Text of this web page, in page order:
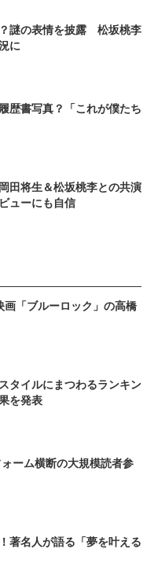
謎の表情を披露 松坂桃李
に
歴書写真？「これが僕たち
田将生＆松坂桃李との共演
ューにも自信
「ブルーロック」の高橋
タイルにまつわるランキン
を発表
ーム横断の大規模読者参
著名人が語る「夢を叶える